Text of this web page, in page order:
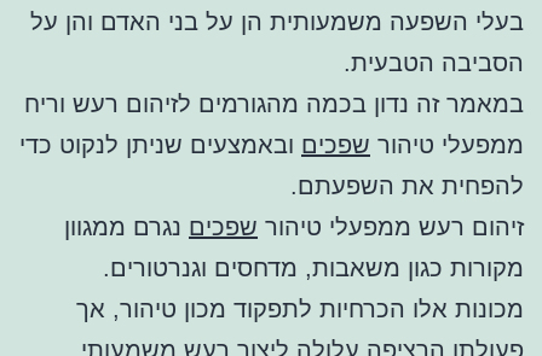
בעלי השפעה משמעותית הן על בני האדם והן על
הסביבה הטבעית.
במאמר זה נדון בכמה מהגורמים לזיהום רעש וריח
ממפעלי טיהור שפכים ובאמצעים שניתן לנקוט כדי
להפחית את השפעתם.
זיהום רעש ממפעלי טיהור שפכים נגרם ממגוון
מקורות כגון משאבות, מדחסים וגנרטורים.
מכונות אלו הכרחיות לתפקוד מכון טיהור, אך
פעולתן הרציפה עלולה ליצור רעש משמעותי.